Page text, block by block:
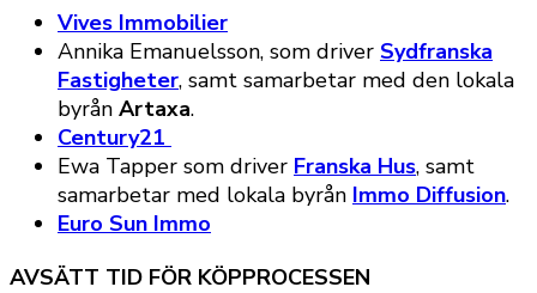
Vives Immobilier
Annika Emanuelsson, som driver Sydfranska
Fastigheter, samt samarbetar med den lokala
byrån Artaxa.
Century21
Ewa Tapper som driver Franska Hus, samt
samarbetar med lokala byrån Immo Diffusion.
Euro Sun Immo
AVSÄTT TID FÖR KÖPPROCESSEN